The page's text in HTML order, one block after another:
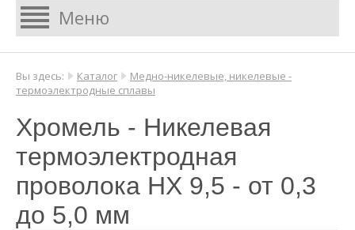
Вы здесь: Каталог
Медно-никелевые, никелевые -
термоэлектродные сплавы
Хромель - Никелевая
термоэлектродная
проволока НХ 9,5 - от 0,3
до 5,0 мм